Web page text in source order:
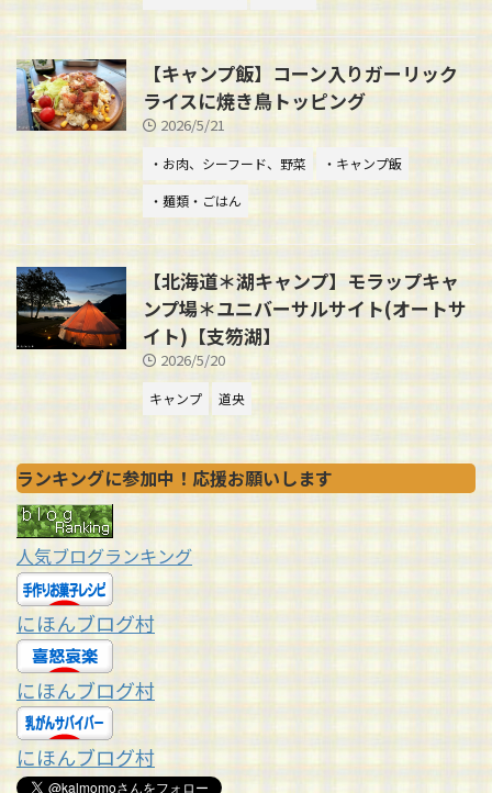
【キャンプ飯】コーン入りガーリック
ライスに焼き鳥トッピング
2026/5/21
・お肉、シーフード、野菜
・キャンプ飯
・麺類・ごはん
【北海道＊湖キャンプ】モラップキャ
ンプ場＊ユニバーサルサイト(オートサ
イト)【支笏湖】
2026/5/20
キャンプ 道央
ランキングに参加中！応援お願いします
人気ブログランキング
にほんブログ村
にほんブログ村
にほんブログ村